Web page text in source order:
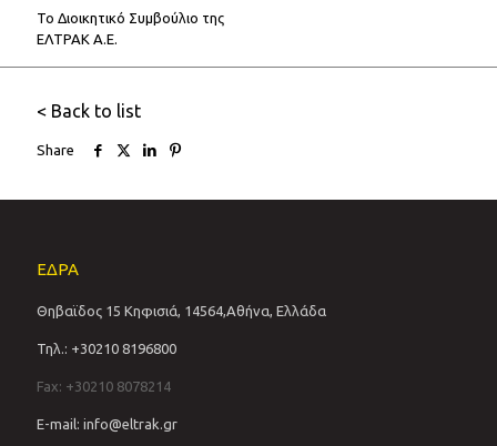
Το Διοικητικό Συμβούλιο της
ΕΛΤΡΑΚ Α.Ε.
< Back to list
Share
ΕΔΡΑ
Θηβαϊδος 15 Κηφισιά, 14564,Αθήνα, Ελλάδα
Τηλ.: +30210 8196800
Fax: +30210 8078214
E-mail: info@eltrak.gr